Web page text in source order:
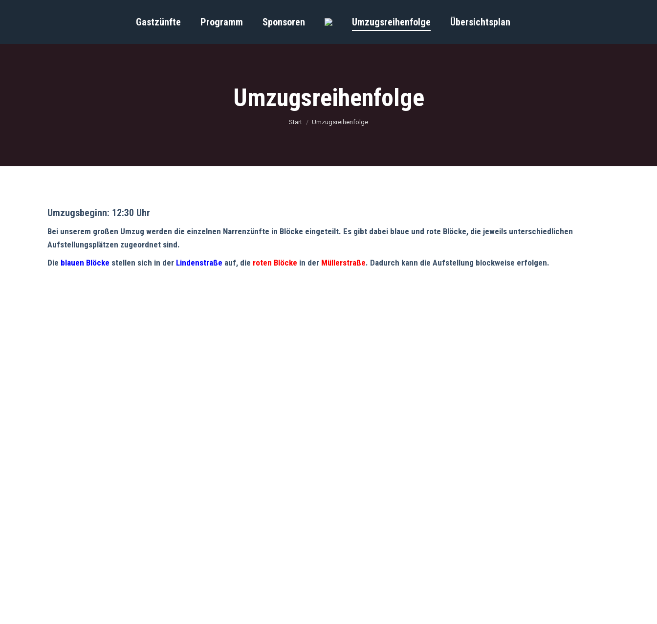
Gastzünfte Programm Sponsoren Umzugsreihenfolge Übersichtsplan
Umzugsreihenfolge
Sie befinden sich hier:
Start Umzugsreihenfolge
Umzugsbeginn: 12:30 Uhr
Bei unserem großen Umzug werden die einzelnen Narrenzünfte in Blöcke eingeteilt. Es gibt dabei blaue und rote Blöcke, die jeweils unterschiedlichen
Aufstellungsplätzen zugeordnet sind.
Die blauen Blöcke stellen sich in der Lindenstraße auf, die roten Blöcke in der Müllerstraße. Dadurch kann die Aufstellung blockweise erfolgen.